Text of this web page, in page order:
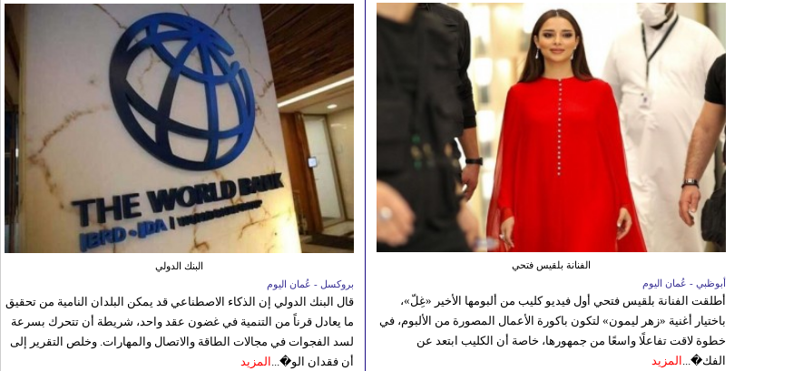
البنك الدولي
بروكسل - عُمان اليوم
قال البنك الدولي إن الذكاء الاصطناعي قد يمكن البلدان النامية من تحقيق
ما يعادل قرناً من التنمية في غضون عقد واحد، شريطة أن تتحرك بسرعة
لسد الفجوات في مجالات الطاقة والاتصال والمهارات. وخلص التقرير إلى
أن فقدان الو�... المزيد
الفنانة بلقيس فتحي
أبوظبي - عُمان اليوم
أطلقت الفنانة بلقيس فتحي أول فيديو كليب من ألبومها الأخير «غِلّ»،
باختيار أغنية «زهر ليمون» لتكون باكورة الأعمال المصورة من الألبوم، في
خطوة لاقت تفاعلًا واسعًا من جمهورها، خاصة أن الكليب ابتعد عن
الفك�... المزيد